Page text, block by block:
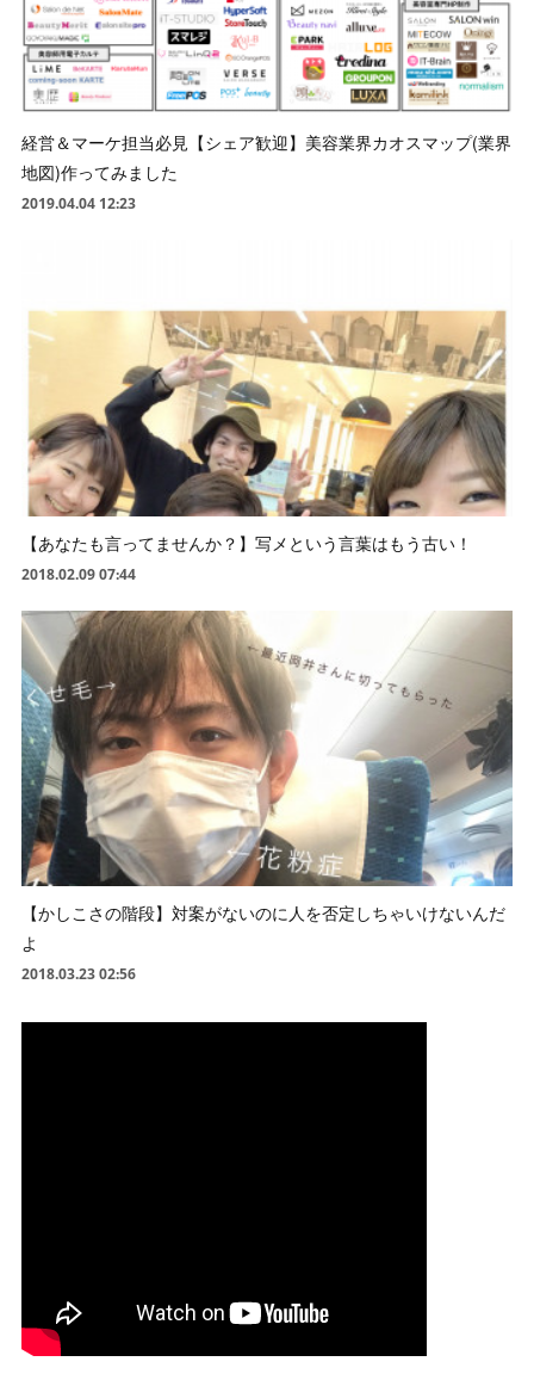
経営＆マーケ担当必見【シェア歓迎】美容業界カオスマップ(業界
地図)作ってみました
2019.04.04 12:23
【あなたも言ってませんか？】写メという言葉はもう古い！
2018.02.09 07:44
【かしこさの階段】対案がないのに人を否定しちゃいけないんだ
よ
2018.03.23 02:56